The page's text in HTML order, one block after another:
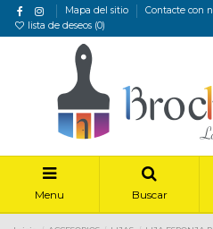
Mapa del sitio
Contacte con
lista de deseos (0)
Menu Buscar